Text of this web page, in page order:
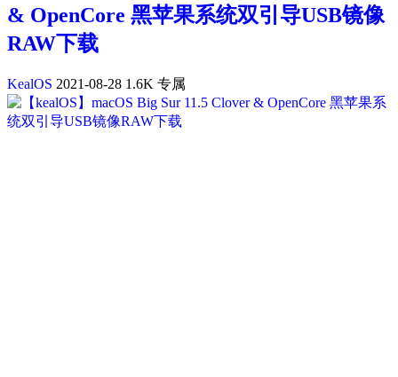
& OpenCore 黑苹果系统双引导USB镜像
RAW下载
KealOS 2021-08-28 1.6K 专属